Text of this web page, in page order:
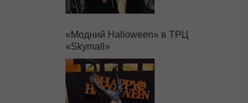
«Модний Halloween» в ТРЦ
«Skymall»